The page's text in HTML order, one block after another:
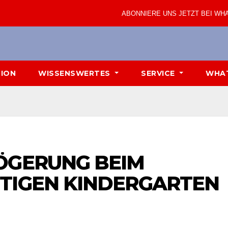
ABONNIERE UNS JETZT BEI
WISSENSWERTES SERVICE
BEIM
KINDERGARTEN